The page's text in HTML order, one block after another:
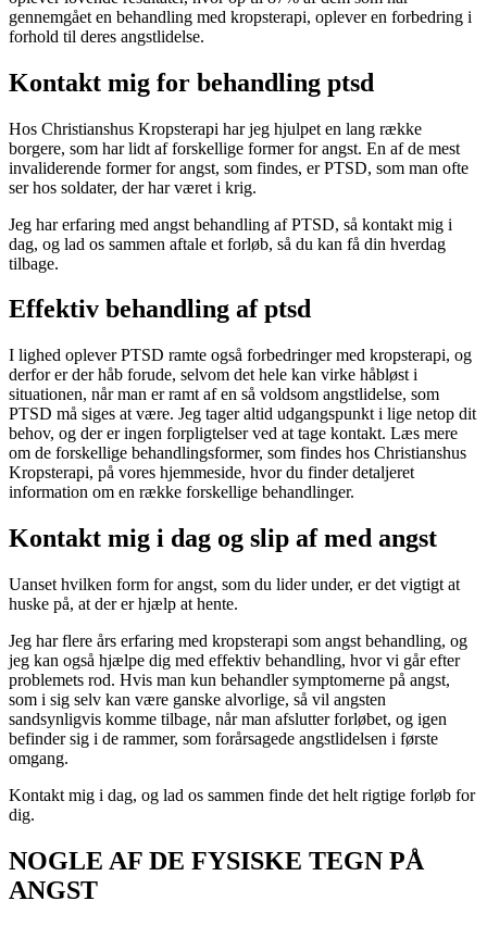
gennemgået en behandling med kropsterapi, oplever en forbedring i
forhold til deres angstlidelse.
Kontakt mig for behandling ptsd
Hos Christianshus Kropsterapi har jeg hjulpet en lang række
borgere, som har lidt af forskellige former for angst. En af de mest
invaliderende former for angst, som findes, er PTSD, som man ofte
ser hos soldater, der har været i krig.
Jeg har erfaring med angst behandling af PTSD, så kontakt mig i
dag, og lad os sammen aftale et forløb, så du kan få din hverdag
tilbage.
Effektiv behandling af ptsd
I lighed oplever PTSD ramte også forbedringer med kropsterapi, og
derfor er der håb forude, selvom det hele kan virke håbløst i
situationen, når man er ramt af en så voldsom angstlidelse, som
PTSD må siges at være. Jeg tager altid udgangspunkt i lige netop dit
behov, og der er ingen forpligtelser ved at tage kontakt. Læs mere
om de forskellige behandlingsformer, som findes hos Christianshus
Kropsterapi, på vores hjemmeside, hvor du finder detaljeret
information om en række forskellige behandlinger.
Kontakt mig i dag og slip af med angst
Uanset hvilken form for angst, som du lider under, er det vigtigt at
huske på, at der er hjælp at hente.
Jeg har flere års erfaring med kropsterapi som angst behandling, og
jeg kan også hjælpe dig med effektiv behandling, hvor vi går efter
problemets rod. Hvis man kun behandler symptomerne på angst,
som i sig selv kan være ganske alvorlige, så vil angsten
sandsynligvis komme tilbage, når man afslutter forløbet, og igen
befinder sig i de rammer, som forårsagede angstlidelsen i første
omgang.
Kontakt mig i dag, og lad os sammen finde det helt rigtige forløb for
dig.
NOGLE AF DE FYSISKE TEGN PÅ
ANGST